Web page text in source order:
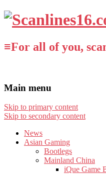
≡For all of you,
Main menu
Skip to primary content
Skip to secondary content
News
Asian Gaming
Bootlegs
Mainland China
iQue Game